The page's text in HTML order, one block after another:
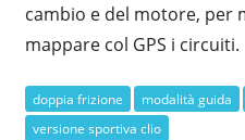
cambio e del motore, per
mappare col GPS i circuiti.
doppia frizione modalità guida
versione sportiva clio